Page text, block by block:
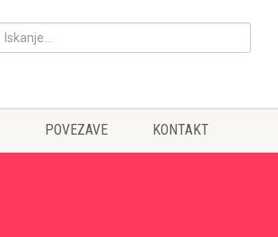
POVEZAVE KONTAKT